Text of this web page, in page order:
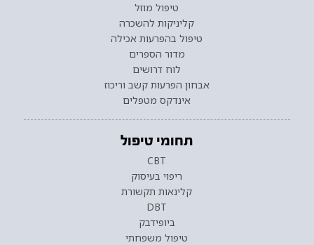
טיפול מוזל
קליניקות להשכרה
טיפול בהפרעות אכילה
מדור הספרים
לוח דרושים
אבחון הפרעות קשב וריכוז
אינדקס מטפלים
תחומי טיפול
CBT
ריפוי בעיסוק
קלינאות תקשורת
DBT
ביופידבק
טיפול משפחתי